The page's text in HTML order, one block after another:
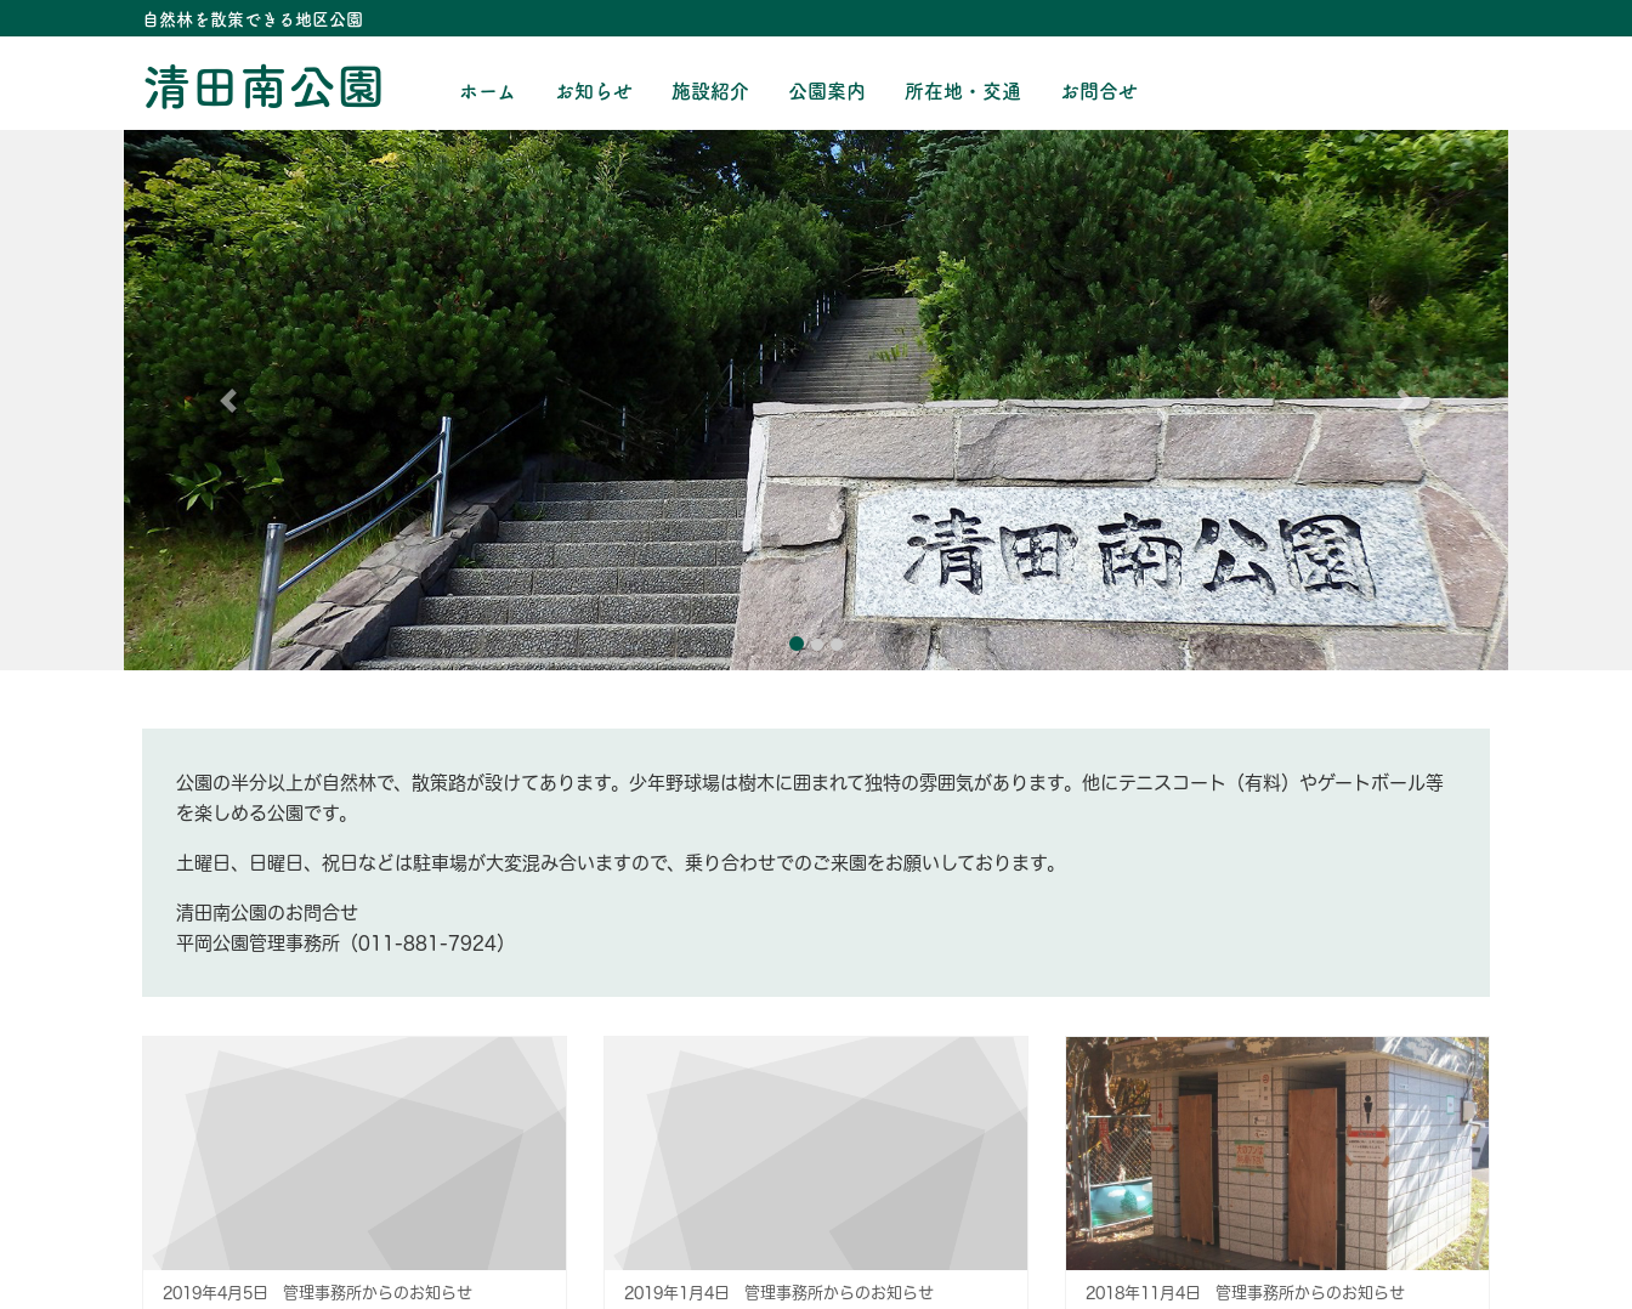
清田南公園
自然林を散策できる地区公園
ホーム お知らせ 施設紹介 公園案内 所在地・交通 お問合せ
Previous Next
公園の半分以上が自然林で、散策路が設けてあります。少年野球場は樹木に囲まれて独特の雰囲気があります。他にテニスコート（有料）やゲートボール等
を楽しめる公園です。
土曜日、日曜日、祝日などは駐車場が大変混み合いますので、乗り合わせでのご来園をお願いしております。
清田南公園のお問合せ
平岡公園管理事務所（011-881-7924）
2019年4月5日 管理事務所からのお知らせ 2019年1月4日 管理事務所からのお知らせ 2018年11月4日 管理事務所からのお知らせ